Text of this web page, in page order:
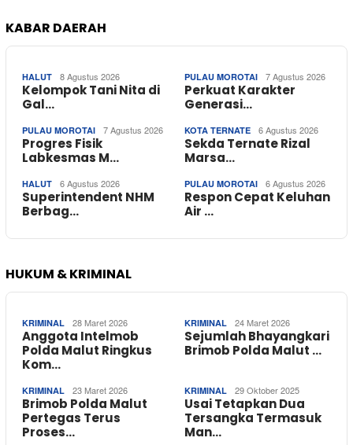
KABAR DAERAH
HALUT 8 Agustus 2026
Kelompok Tani Nita di
Gal…
PULAU MOROTAI 7 Agustus 2026
Perkuat Karakter
Generasi…
PULAU MOROTAI 7 Agustus 2026
Progres Fisik
Labkesmas M…
KOTA TERNATE 6 Agustus 2026
Sekda Ternate Rizal
Marsa…
HALUT 6 Agustus 2026
Superintendent NHM
Berbag…
PULAU MOROTAI 6 Agustus 2026
Respon Cepat Keluhan
Air …
HUKUM & KRIMINAL
KRIMINAL 28 Maret 2026
Anggota Intelmob
Polda Malut Ringkus
Kom…
KRIMINAL 24 Maret 2026
Sejumlah Bhayangkari
Brimob Polda Malut …
KRIMINAL 23 Maret 2026
Brimob Polda Malut
Pertegas Terus
Proses…
KRIMINAL 29 Oktober 2025
Usai Tetapkan Dua
Tersangka Termasuk
Man…